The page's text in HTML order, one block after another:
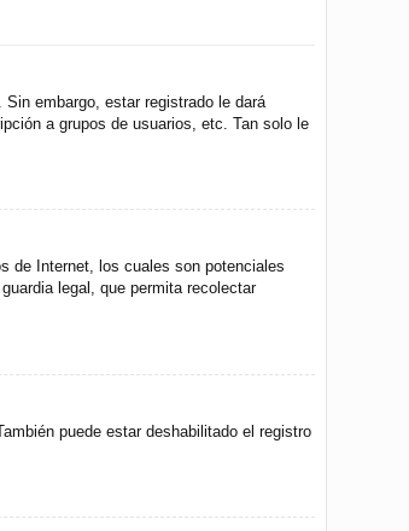
embargo, estar registrado le dará
a grupos de usuarios, etc. Tan solo le
de Internet, los cuales son potenciales
legal, que permita recolectar
puede estar deshabilitado el registro